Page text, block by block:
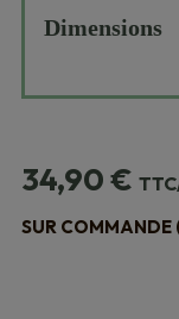
Dimensions
34,90€
SUR COMMANDE